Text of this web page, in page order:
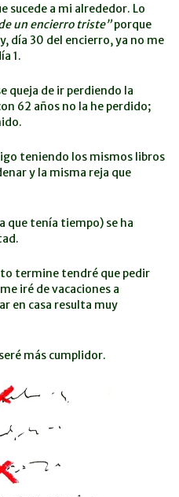
sucede a mi alrededor. Lo
un encierro triste”porque
día 30 del encierro, ya no me
1.
queja de ir perdiendo la
62 años no la he perdido;
teniendo los mismos libros
y la misma reja que
que tenía tiempo) se ha
termine tendré que pedir
iré de vacaciones a
en casa resulta muy
más cumplidor.